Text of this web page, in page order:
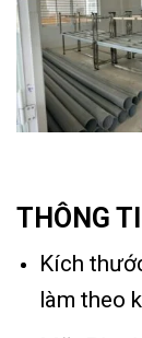
THÔNG
Kích
làm theo